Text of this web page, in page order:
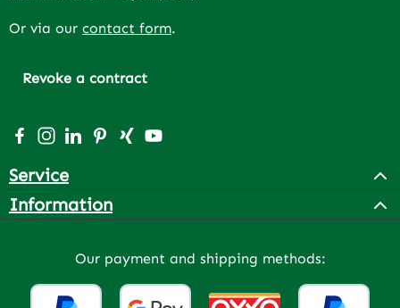
Or via our contact form.
Revoke a contract
Visit us on Facebook – opens in a new browser tab
Check us out on Instagram – opens in a new
Connect with us on LinkedIn – opens in a new
Get inspired on Pinterest – opens in a new
Connect with us on Xing – opens in a
Watch our videos on YouTube –
Service
Information
Our payment and shipping methods: